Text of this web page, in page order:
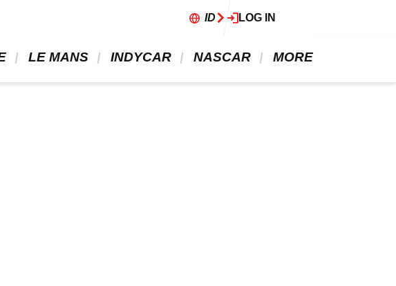
ID LOG IN
LE MANS INDYCAR NASCAR MORE